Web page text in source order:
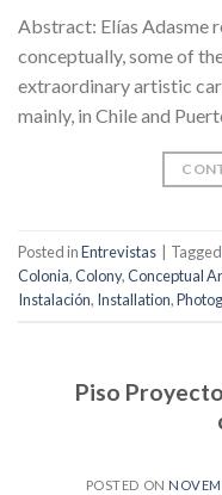
Abstract: Elías Adasme
conceptually, some of
extraordinary artistic
mainly, in Chile and
Posted inEntrevistas Tagged
Colonia,Colony,Conceptual
Instalación, Installation,
Piso
POSTED ON